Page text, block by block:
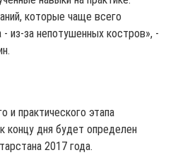
которые чаще всего
из-за непотушенных костров», -
и практического этапа
концу дня будет определен
2017 года.